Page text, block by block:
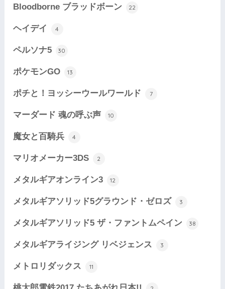
Bloodborne ブラッドボーン 22
ヘイデイ 4
ペルソナ5 30
ポケモンGO 13
ポチと！ヨッシーウールワールド 7
マーダード 魂の呼ぶ声 10
魔女と百騎兵 4
マリオメーカー3DS 2
メタルギアオンライン3 12
メタルギアソリッド5グラウンド・ゼロズ 3
メタルギアソリッド5 ザ・ファントムペイン 38
メタルギアライジング リベジェンス 3
メトロリダックス 11